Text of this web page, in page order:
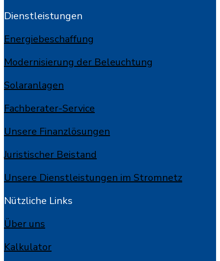
Dienstleistungen
Energiebeschaffung
Modernisierung der Beleuchtung
Solaranlagen
Fachberater-Service
Unsere Finanzlösungen
Juristischer Beistand
Unsere Dienstleistungen im Stromnetz
Nützliche Links
Über uns
Kalkulator